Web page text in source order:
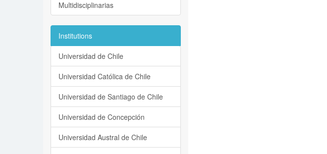
Multidisciplinarias
Institutions
Universidad de Chile
Universidad Católica de Chile
Universidad de Santiago de Chile
Universidad de Concepción
Universidad Austral de Chile